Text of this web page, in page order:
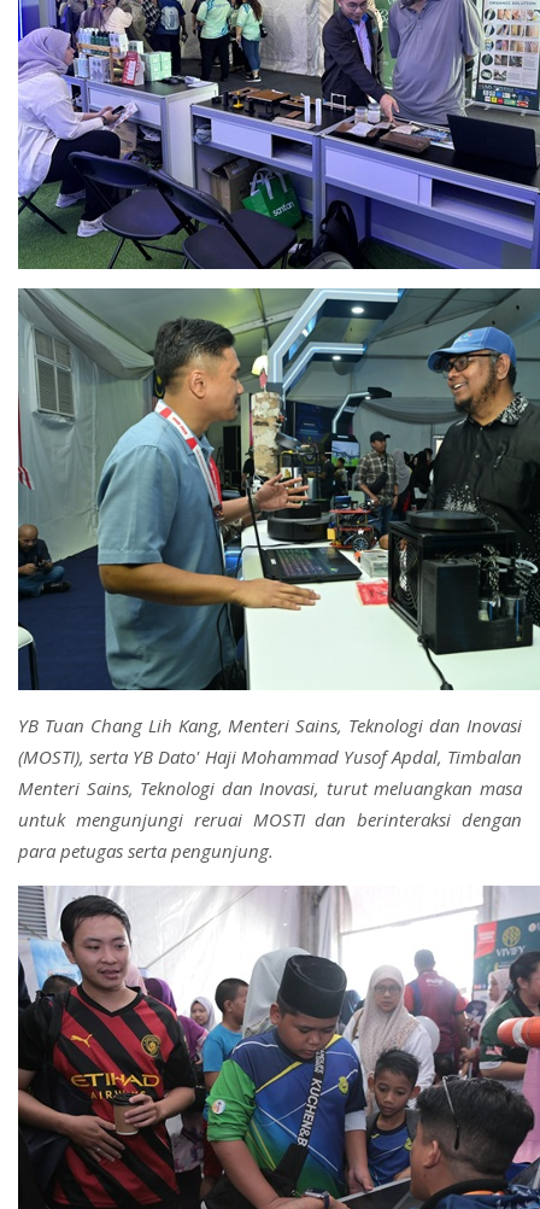
YB Tuan Chang Lih Kang, Menteri Sains, Teknologi dan Inovasi
(MOSTI), serta YB Dato' Haji Mohammad Yusof Apdal, Timbalan
Menteri Sains, Teknologi dan Inovasi, turut meluangkan masa
untuk mengunjungi reruai MOSTI dan berinteraksi dengan
para petugas serta pengunjung.